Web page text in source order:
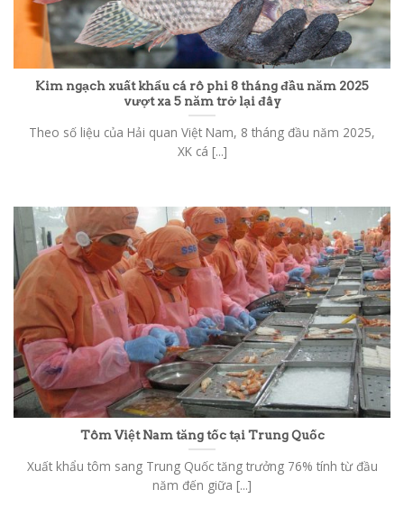
Kim ngạch xuất khẩu cá rô phi 8 tháng đầu năm 2025
vượt xa 5 năm trở lại đây
Theo số liệu của Hải quan Việt Nam, 8 tháng đầu năm 2025,
XK cá [...]
Tôm Việt Nam tăng tốc tại Trung Quốc
Xuất khẩu tôm sang Trung Quốc tăng trưởng 76% tính từ đầu
năm đến giữa [...]